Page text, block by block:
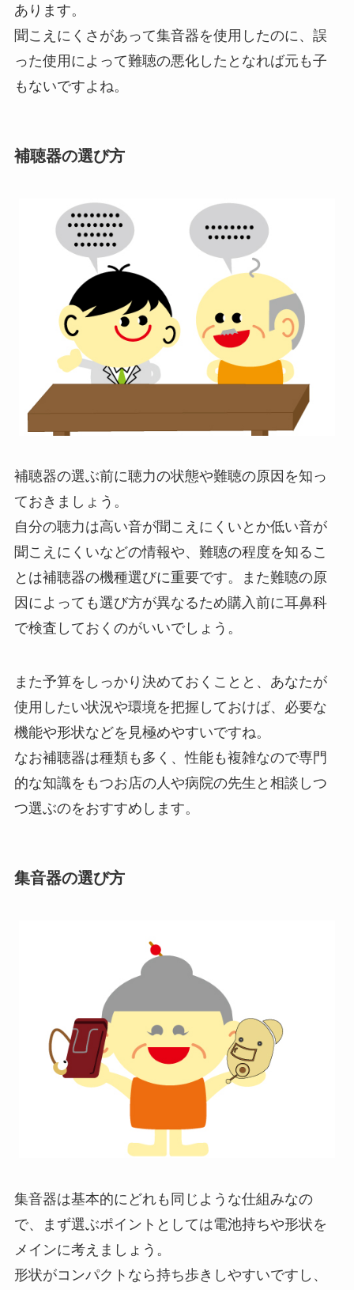
あります。
聞こえにくさがあって集音器を使用したのに、誤
った使用によって難聴の悪化したとなれば元も子
もないですよね。
補聴器の選び方
補聴器の選ぶ前に聴力の状態や難聴の原因を知っ
ておきましょう。
自分の聴力は高い音が聞こえにくいとか低い音が
聞こえにくいなどの情報や、難聴の程度を知るこ
とは補聴器の機種選びに重要です。また難聴の原
因によっても選び方が異なるため購入前に耳鼻科
で検査しておくのがいいでしょう。
また予算をしっかり決めておくことと、あなたが
使用したい状況や環境を把握しておけば、必要な
機能や形状などを見極めやすいですね。
なお補聴器は種類も多く、性能も複雑なので専門
的な知識をもつお店の人や病院の先生と相談しつ
つ選ぶのをおすすめします。
集音器の選び方
集音器は基本的にどれも同じような仕組みなの
で、まず選ぶポイントとしては電池持ちや形状を
メインに考えましょう。
形状がコンパクトなら持ち歩きしやすいですし、